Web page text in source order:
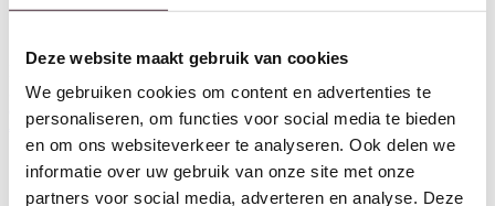
Deze website maakt gebruik van cookies
We gebruiken cookies om content en advertenties te
personaliseren, om functies voor social media te bieden
en om ons websiteverkeer te analyseren. Ook delen we
informatie over uw gebruik van onze site met onze
partners voor social media, adverteren en analyse. Deze
35,5×35,5×100 cm ALURIO
crème craquelé
298,00
Amelie Zwart Aluminium 43 cm
€99,00